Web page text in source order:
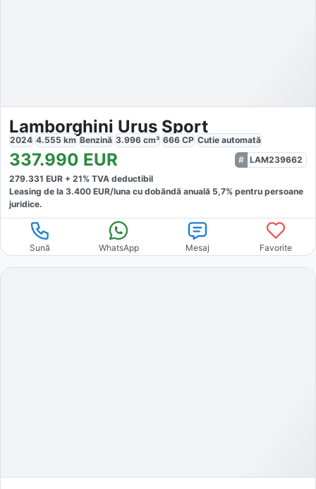
Lamborghini Urus Sport
2024 4.555 km Benzină 3.996 cm³ 666 CP Cutie automată
337.990 EUR
LAM239662
279.331 EUR + 21% TVA deductibil
Leasing de la 3.400 EUR/luna cu dobăndă anuală 5,7% pentru persoane
juridice.
Sună WhatsApp Mesaj Favorite